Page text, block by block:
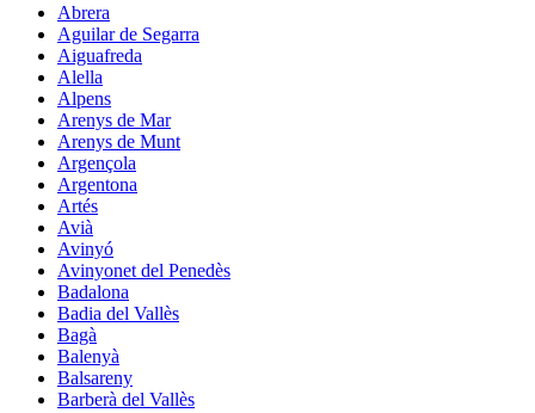
Abrera
Aguilar de Segarra
Aiguafreda
Alella
Alpens
Arenys de Mar
Arenys de Munt
Argençola
Argentona
Artés
Avià
Avinyó
Avinyonet del Penedès
Badalona
Badia del Vallès
Bagà
Balenyà
Balsareny
Barberà del Vallès